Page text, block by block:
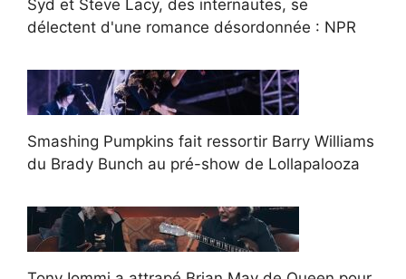
Syd et Steve Lacy, des internautes, se
délectent d'une romance désordonnée : NPR
Smashing Pumpkins fait ressortir Barry Williams
du Brady Bunch au pré-show de Lollapalooza